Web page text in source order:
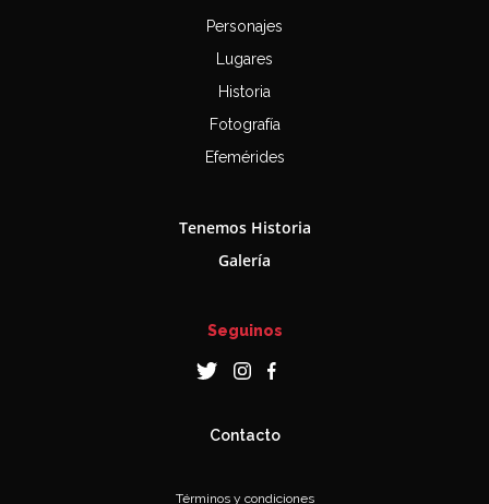
Personajes
Lugares
Historia
Fotografía
Efemérides
Tenemos Historia
Galería
Seguinos
Contacto
Términos y condiciones